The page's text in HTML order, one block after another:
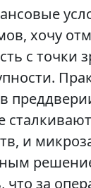
хочу
с точки
и
за